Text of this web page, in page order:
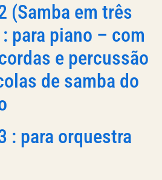
(Samba em três
para piano – com
e percussão
de samba do
: para orquestra